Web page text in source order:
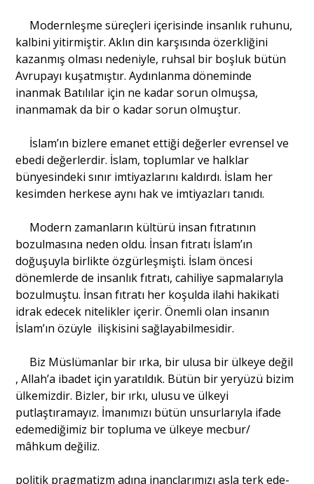
Modernleşme süreçleri içerisinde insanlık ruhunu,
kalbini yitirmiştir. Aklın din karşısında özerkliğini
kazanmış olması nedeniyle, ruhsal bir boşluk bütün
Avrupayı kuşatmıştır. Aydınlanma döneminde
inanmak Batılılar için ne kadar sorun olmuşsa,
inanmamak da bir o kadar sorun olmuştur.
İslam’ın bizlere emanet ettiği değerler evrensel ve
ebedi değerlerdir. İslam, toplumlar ve halklar
bünyesindeki sınır imtiyazlarını kaldırdı. İslam her
kesimden herkese aynı hak ve imtiyazları tanıdı.
Modern zamanların kültürü insan fıtratının
bozulmasına neden oldu. İnsan fıtratı İslam’ın
doğuşuyla birlikte özgürleşmişti. İslam öncesi
dönemlerde de insanlık fıtratı, cahiliye sapmalarıyla
bozulmuştu. İnsan fıtratı her koşulda ilahi hakikati
idrak edecek nitelikler içerir. Önemli olan insanın
İslam’ın özüyle ilişkisini sağlayabilmesidir.
Biz Müslümanlar bir ırka, bir ulusa bir ülkeye değil
, Allah’a ibadet için yaratıldık. Bütün bir yeryüzü bizim
ülkemizdir. Bizler, bir ırkı, ulusu ve ülkeyi
putlaştıramayız. İmanımızı bütün unsurlarıyla ifade
edemediğimiz bir topluma ve ülkeye mecbur/
mâhkum değiliz.
politik pragmatizm adına inançlarımızı asla terk ede­